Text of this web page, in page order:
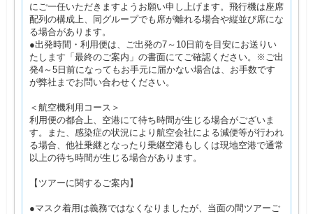
にご一任いただきますようお願い申し上げます。飛行機は座席
配列の構成上、同グループでも席が離れる場合や縦並び席にな
る場合があります。
●出発時間・利用便は、ご出発の7～10日前を目安にお送りい
たします「最終のご案内」の書面にてご確認ください。※ご出
発4～5日前になってもお手元に届かない場合は、お手数です
が弊社までお問い合わせください。
＜航空機利用コース＞
利用便の都合上、空港にて待ち時間が生じる場合がございま
す。また、感染症の状況により航空会社による減便等が行われ
る場合、他社乗継となったり乗継空港もしくは現地空港で通常
以上の待ち時間が生じる場合があります。
【ツアーに関するご案内】
●マスク着用は義務ではなくなりましたが、当面の間ツアーご